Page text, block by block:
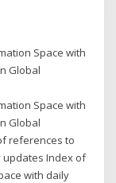
Space with
Global
Space with
Global
references to
updates Index of
with daily